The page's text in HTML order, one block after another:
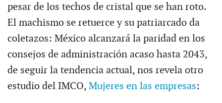
pesar de los techos de cristal que se han roto.
El machismo se retuerce y su patriarcado da
coletazos: México alcanzará la paridad en los
consejos de administración acaso hasta 2043,
de seguir la tendencia actual, nos revela otro
estudio del IMCO, Mujeres en las empresas: